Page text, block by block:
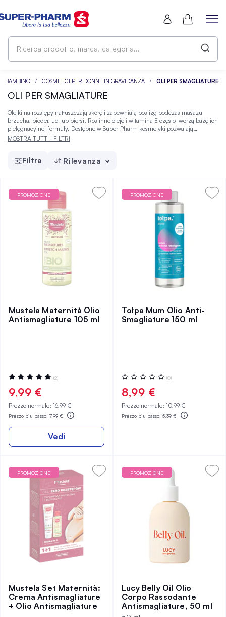
BAMBINO COSMETICI PER DONNE IN GRAVIDANZA OLI PER SMAGLIATURE
OLI PER SMAGLIATURE
Olejki na rozstępy natłuszczają skórę i zapewniają poślizg podczas masażu
brzucha, bioder, ud lub piersi. Roślinne oleje i witamina E często tworzą bazę ich
pielęgnacyjnej formuły. Dostępne w Super-Pharm kosmetyki pozwalają
dopasować wybór do etapu ciąży, połogu lub karmienia.
MOSTRA TUTTI I FILTRI
Filtra Rilevanza
PROMOZIONE
Mustela Maternità Olio
Antismagliature 105 ml
Valutazione:
100%
(2)
9,99 €
Prezzo normale: 16,99 €
Prezzo più basso: 7,99 €
Vedi
PROMOZIONE
Tołpa Mum Olio Anti-
Smagliature 150 ml
Valutazione:
0%
(0)
8,99 €
Prezzo normale: 10,99 €
Prezzo più basso: 5,39 €
PROMOZIONE
Mustela Set Maternità:
Crema Antismagliature
+ Olio Antismagliature
PROMOZIONE
Lucy Belly Oil Olio
Corpo Rassodante
Antismagliature, 50 ml